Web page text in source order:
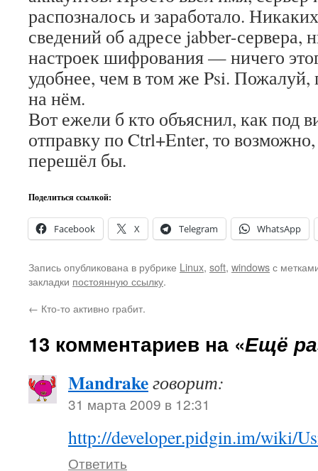
распозналось и заработало.
сведений об адресе jabber-сервера,
настроек шифрования — ничего
удобнее, чем в том же Psi. Пожалуй,
на нём.
Вот ежели б кто объяснил, как под
отправку по Ctrl+Enter, то
перешёл бы.
Поделиться ссылкой:
Facebook X Telegram WhatsApp
Запись опубликована в рубрике Linux, soft, windowsс
закладки постоянную ссылку.
← Кто-то активно грабит.
13 комментариев на «Ещё
Mandrakeговорит:
31 марта 2009 в 12:31
http://developer.pidgin.im/wiki/
Ответить